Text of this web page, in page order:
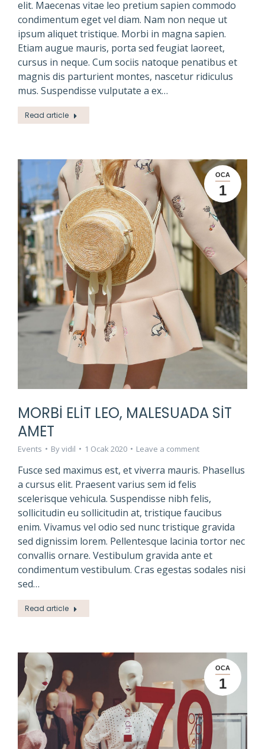
elit. Maecenas vitae leo pretium sapien commodo
condimentum eget vel diam. Nam non neque ut
ipsum aliquet tristique. Morbi in magna sapien.
Etiam augue mauris, porta sed feugiat laoreet,
cursus in neque. Cum sociis natoque penatibus et
magnis dis parturient montes, nascetur ridiculus
mus. Suspendisse vulputate a ex…
Read article
OCA
1
MORBI ELIT LEO, MALESUADA SIT
AMET
Events Byvidil 1 Ocak 2020 Leave a comment
Fusce sed maximus est, et viverra mauris. Phasellus
a cursus elit. Praesent varius sem id felis
scelerisque vehicula. Suspendisse nibh felis,
sollicitudin eu sollicitudin at, tristique faucibus
enim. Vivamus vel odio sed nunc tristique gravida
sed dignissim lorem. Pellentesque lacinia tortor nec
convallis ornare. Vestibulum gravida ante et
condimentum vestibulum. Cras egestas sodales nisi
sed…
Read article
OCA
1